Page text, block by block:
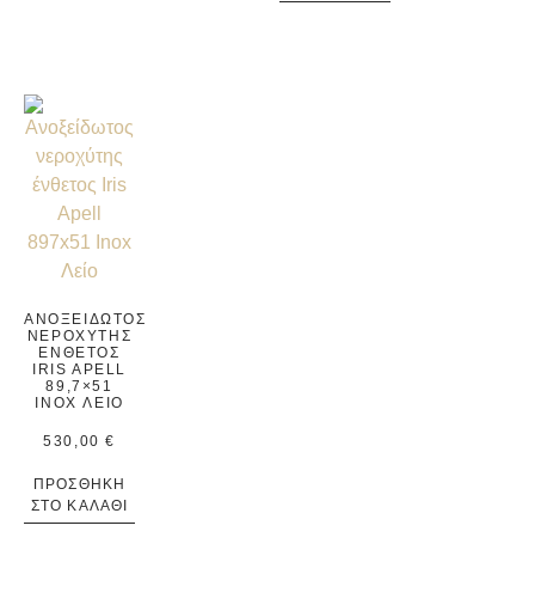
ΑΝΟΞΕΊΔΩΤΟΣ
ΝΕΡΟΧΎΤΗΣ
ΈΝΘΕΤΟΣ
IRIS APELL
89,7×51
INOX ΛΕΊΟ
530,00€
ΠΡΟΣΘΉΚΗ
ΣΤΟ ΚΑΛΆΘΙ